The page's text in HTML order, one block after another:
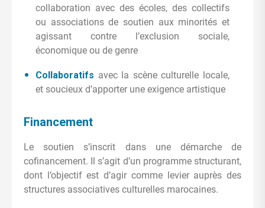
collaboration avec des écoles, des collectifs
ou associations de soutien aux minorités et
agissant contre l’exclusion sociale,
économique ou de genre
Collaboratifs avec la scène culturelle locale,
et soucieux d’apporter une exigence artistique
Financement
Le soutien s’inscrit dans une démarche de
cofinancement. Il s’agit d’un programme structurant,
dont l’objectif est d’agir comme levier auprès des
structures associatives culturelles marocaines.